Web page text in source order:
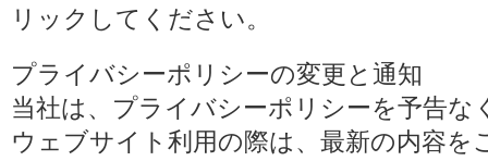
リックしてください。
プライバシーポリシーの変更と通知
当社は、プライバシーポリシーを予告
ウェブサイト利用の際は、最新の内容を